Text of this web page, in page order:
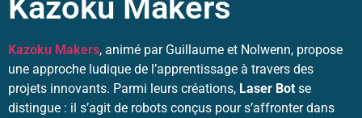
Kazoku Makers, animé par Guillaume et Nolwenn, propose
une approche ludique de l’apprentissage à travers des
projets innovants. Parmi leurs créations, Laser Bot se
distingue : il s’agit de robots conçus pour s’affronter dans